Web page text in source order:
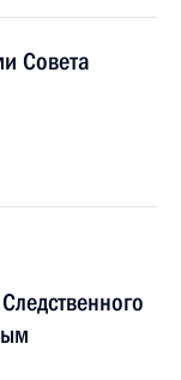
Совета